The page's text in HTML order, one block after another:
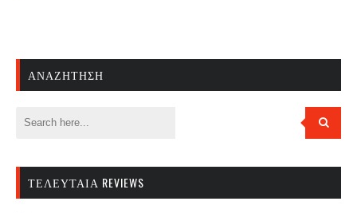
ΑΝΑΖΉΤΗΣΗ
ΤΕΛΕΥΤΑΊΑ REVIEWS